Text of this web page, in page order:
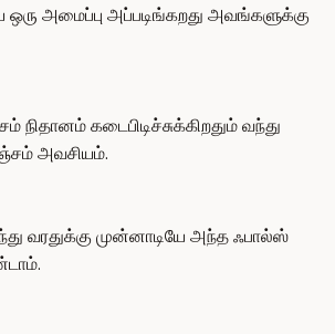
ஒரு அமைப்பு அப்படிங்கறது அவங்களுக்கு
கடைபிடிச்சுக்கிறதும் வந்து
அவசியம்.
வரதுக்கு முன்னாடியே அந்த ஃபால்ஸ்